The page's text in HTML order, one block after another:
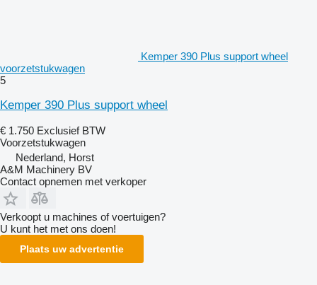
Kemper 390 Plus support wheel
voorzetstukwagen
5
Kemper 390 Plus support wheel
€ 1.750 Exclusief BTW
Voorzetstukwagen
Nederland, Horst
A&M Machinery BV
Contact opnemen met verkoper
Verkoopt u machines of voertuigen?
U kunt het met ons doen!
Plaats uw advertentie